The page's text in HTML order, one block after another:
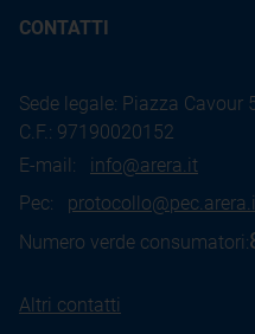
CONTATTI
Sede legale: Piazza Cavour
C.F.: 97190020152
E-mail: info@arera.it
Pec:
Numero verde consumatori:
Altri contatti